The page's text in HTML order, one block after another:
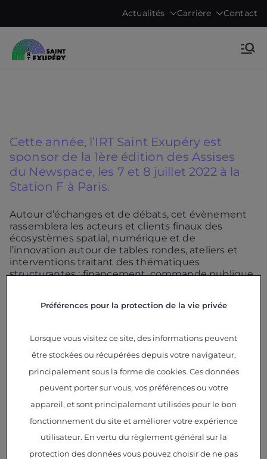
contenu
Actualités Carrière Contact
Research
Institute
Cette année, l’IRT Saint Exupéry est
sponsor de la 1ère édition des Assises
du Newspace, les 7 et 8 juillet 2022 à la
Station F à Paris.
Autour d’échanges et de débats, cet évènement
rassemblera les acteurs et clients finaux des
écosystèmes spatial, numérique et de
l’innovation autour de tables rondes, ateliers et
interventions traitant des thématiques
structurantes : financement, commande publique,
aux spacetech depuis un village dédié
INSCRIPTIONS
Le collectif
Préférences pour la protection de la vie privée
Lorsque vous visitez ce site, des informations peuvent
être stockées ou récupérées depuis votre navigateur,
principalement sous la forme de cookies. Ces données
peuvent porter sur vous, vos préférences ou votre
appareil, et sont principalement utilisées pour le bon
fonctionnement du site et améliorer votre expérience
utilisateur. En vertu du règlement général sur la
protection des données vous pouvez choisir de ne pas